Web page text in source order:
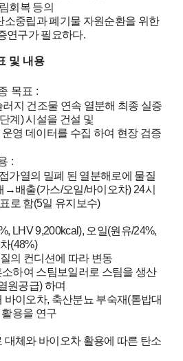
회복 등의
소중립과 폐기물 자원순환을 위한
연구가 필요하다.
및 내용
목표 :
지 건조물 연속 열분해 최종 실증
계 )시설을 건설 및
영 데이터를 수집 하여 현장 검증
:
가열의 밀폐 된 열분해로에 물질
→배출(가스/오일/바이오차) 24시
로 함(5일 유지보수)
LHV 9,200kcal), 오일(원유/24%,
(48%)
의 컨디션에 따라 변동
하여 스팀보일러로 스팀을 생산
원공급)하며
바이오차, 축산분뇨 부숙재(톧밥대
용을 연구
대체와 바이오차 활용에 따른 탄소